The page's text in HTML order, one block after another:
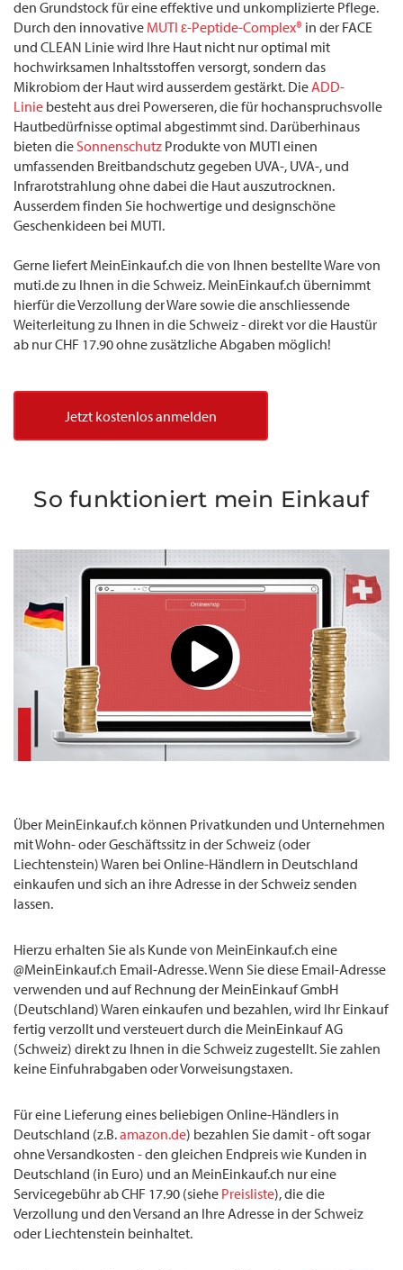
den Grundstock für eine effektive und unkomplizierte Pflege.
Durch den innovative MUTI ε-Peptide-Complex® in der FACE
und CLEAN Linie wird Ihre Haut nicht nur optimal mit
hochwirksamen Inhaltsstoffen versorgt, sondern das
Mikrobiom der Haut wird ausserdem gestärkt. DieADD-
Linie besteht aus drei Powerseren, die für hochanspruchsvolle
Hautbedürfnisse optimal abgestimmt sind. Darüberhinaus
bieten dieSonnenschutz Produkte von MUTI einen
umfassenden Breitbandschutz gegeben UVA-, UVA-, und
Infrarotstrahlung ohne dabei die Haut auszutrocknen.
Ausserdem finden Sie hochwertige und designschöne
Geschenkideen bei MUTI.
Gerne liefert MeinEinkauf.ch die von Ihnen bestellte Ware von
muti.de zu Ihnen in die Schweiz. MeinEinkauf.ch übernimmt
hierfür die Verzollung der Ware sowie die anschliessende
Weiterleitung zu Ihnen in die Schweiz - direkt vor die Haustür
ab nur CHF 17.90 ohne zusätzliche Abgaben möglich!
Jetzt kostenlos anmelden
So funktioniert mein Einkauf
Über MeinEinkauf.ch können Privatkunden und Unternehmen
mit Wohn- oder Geschäftssitz in der Schweiz (oder
Liechtenstein) Waren bei Online-Händlern in Deutschland
einkaufen und sich an ihre Adresse in der Schweiz senden
lassen.
Hierzu erhalten Sie als Kunde von MeinEinkauf.ch eine
@MeinEinkauf.ch Email-Adresse. Wenn Sie diese Email-Adresse
verwenden und auf Rechnung der MeinEinkauf GmbH
(Deutschland) Waren einkaufen und bezahlen, wird Ihr Einkauf
fertig verzollt und versteuert durch die MeinEinkauf AG
(Schweiz) direkt zu Ihnen in die Schweiz zugestellt. Sie zahlen
keine Einfuhrabgaben oder Vorweisungstaxen.
Für eine Lieferung eines beliebigen Online-Händlers in
Deutschland (z.B.amazon.de) bezahlen Sie damit - oft sogar
ohne Versandkosten - den gleichen Endpreis wie Kunden in
Deutschland (in Euro) und an MeinEinkauf.ch nur eine
Servicegebühr ab CHF 17.90 (siehe Preisliste), die die
Verzollung und den Versand an Ihre Adresse in der Schweiz
oder Liechtenstein beinhaltet.